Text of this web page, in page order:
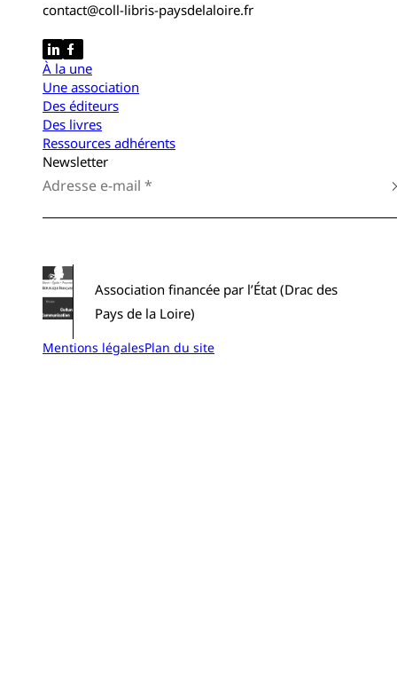
contact@coll-libris-paysdelaloire.fr
À la une
Une association
Des éditeurs
Des livres
Ressources adhérents
Newsletter
Association financée par l’État (Drac des
Pays de la Loire)
Mentions légalesPlan du site